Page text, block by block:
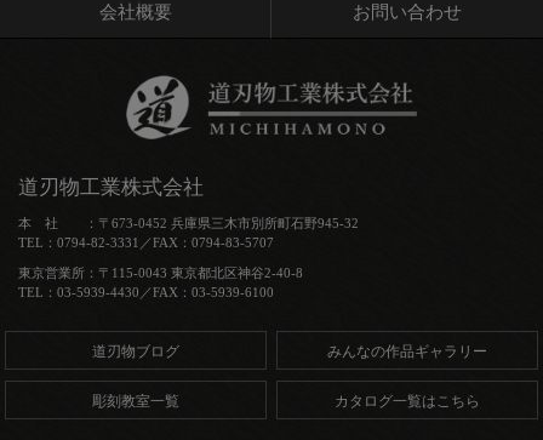
会社概要 お問い合わせ
道刃物工業株式会社
本 社 ：〒673-0452 兵庫県三木市別所町石野945-32
TEL：0794-82-3331／FAX：0794-83-5707
東京営業所：〒115-0043 東京都北区神谷2-40-8
TEL：03-5939-4430／FAX：03-5939-6100
道刃物ブログ みんなの作品ギャラリー
彫刻教室一覧 カタログ一覧はこちら